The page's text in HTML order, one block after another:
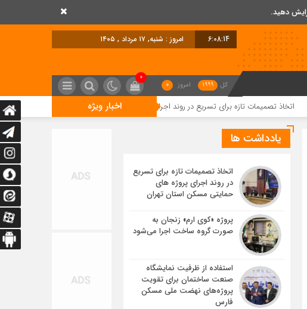
دهید.
6:08:14 امروز : شنبه, ۱۷ مرداد , ۱۴۰۵
کل 1999 امروز 0
0
اخبار ویژه
تازه برای تسریع در روند اجرای پروژه های حمایتی مسکن استان تهران پروژه «کوی
یادداشت ها
اتخاذ تصمیمات تازه برای تسریع
در روند اجرای پروژه های
حمایتی مسکن استان تهران
پروژه «کوی ارم» زنجان به
صورت گروه ساخت اجرا می‌شود
استفاده از ظرفیت نمایشگاه
صنعت ساختمان برای تقویت
پروژه‌های نهضت ملی مسکن
فارس